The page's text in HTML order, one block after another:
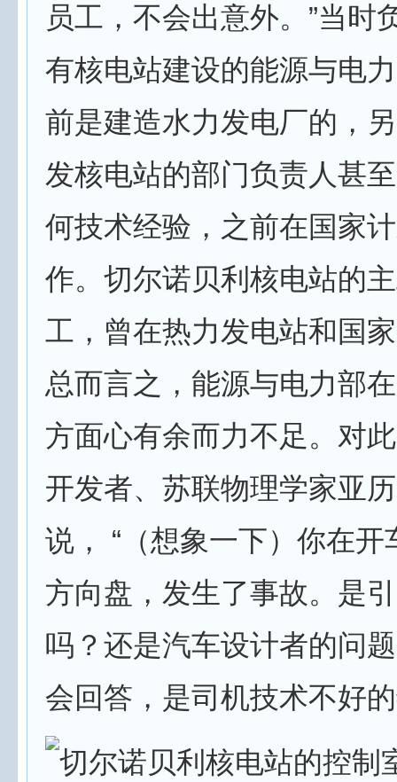
员工，不会出意外。”当时
有核电站建设的能源与电
前是建造水力发电厂的，
发核电站的部门负责人甚
何技术经验，之前在国家
作。切尔诺贝利核电站的
工，曾在热力发电站和国
总而言之，能源与电力部
方面心有余而力不足。对
开发者、苏联物理学家亚
说， “（想象一下）你在开
方向盘，发生了事故。是
吗？还是汽车设计者的问
会回答，是司机技术不好